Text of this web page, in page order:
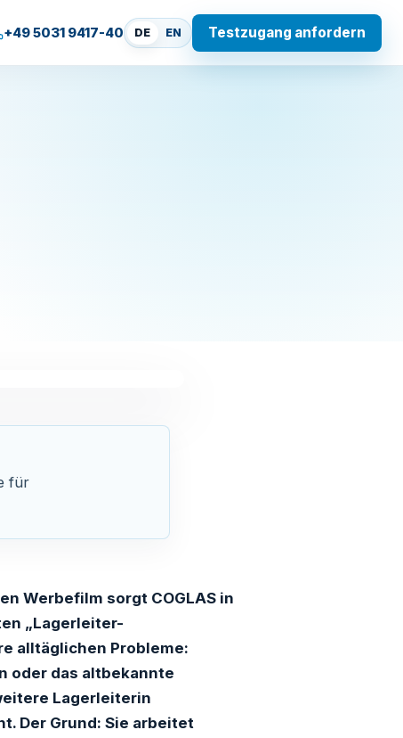
+49 5031 9417-40 DE EN Testzugang anfordern
für
Werbefilm sorgt COGLAS in
„Lagerleiter-
alltäglichen Probleme:
oder das altbekannte
Lagerleiterin
Der Grund: Sie arbeitet